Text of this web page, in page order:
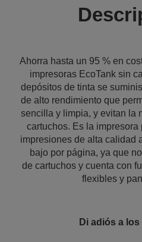
Ahorra hasta un 95 % en
impresoras EcoTank sin
depósitos de tinta se
de alto rendimiento que
sencilla y limpia, y evitan la
cartuchos. Es la
impresiones de alta calidad
bajo por página, ya que
de cartuchos y cuenta con
flexibles y
Di adiós a